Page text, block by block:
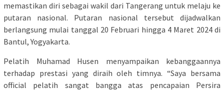
memastikan diri sebagai wakil dari Tangerang untuk melaju ke
putaran nasional. Putaran nasional tersebut dijadwalkan
berlangsung mulai tanggal 20 Februari hingga 4 Maret 2024 di
Bantul, Yogyakarta.
Pelatih Muhamad Husen menyampaikan kebanggaannya
terhadap prestasi yang diraih oleh timnya. “Saya bersama
official pelatih sangat bangga atas pencapaian Persira